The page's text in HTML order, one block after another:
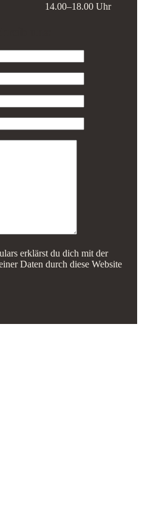
14.00–18.00 Uhr
erklärst du dich mit der
Daten durch diese Website